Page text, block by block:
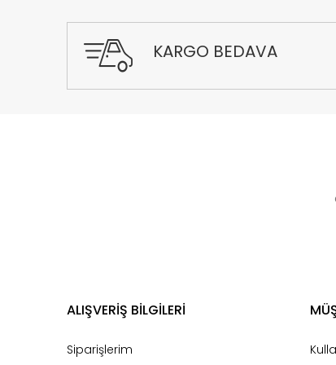
KARGO BEDAVA
ALIŞVERİŞ BİLGİLERİ
Siparişlerim